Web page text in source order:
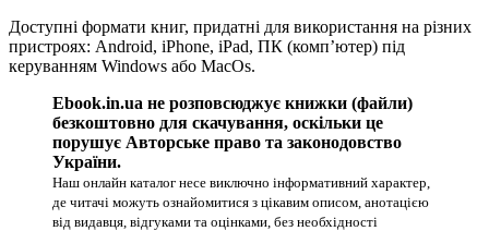
Доступні формати книг, придатні для використання на різних
пристроях: Android, iPhone, iPad, ПК (комп’ютер) під
керуванням Windows або MacOs.
Ebook.in.ua не розповсюджує книжки (файли)
безкоштовно для скачування, оскільки це
порушує Авторське право та законодовство
України.
Наш онлайн каталог несе виключно інформативний характер,
де читачі можуть ознайомитися з цікавим описом, анотацією
від видавця, відгуками та оцінками, без необхідності